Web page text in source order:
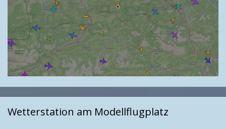
Wetterstation am Modellflugplatz